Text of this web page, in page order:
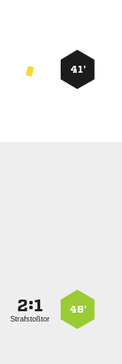
41’
48’
:
Strafstoßtor